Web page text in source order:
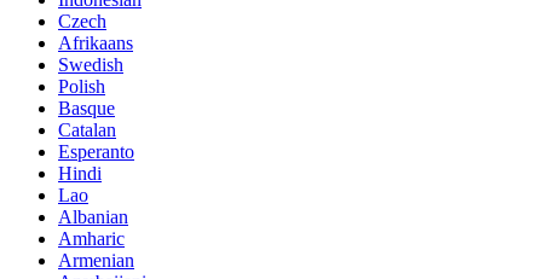
Czech
Afrikaans
Swedish
Polish
Basque
Catalan
Esperanto
Hindi
Lao
Albanian
Amharic
Armenian